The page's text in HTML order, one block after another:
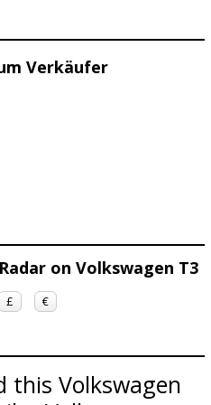
Verkäufer
on Volkswagen T3
£ €
this Volkswagen